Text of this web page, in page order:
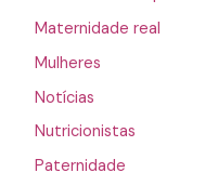
Maternidade real
Mulheres
Notícias
Nutricionistas
Paternidade